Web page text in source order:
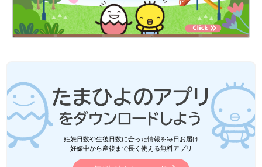
妊娠日数や生後日数に合った情報を毎日お届け
妊娠中から産後まで長く使える無料アプリ